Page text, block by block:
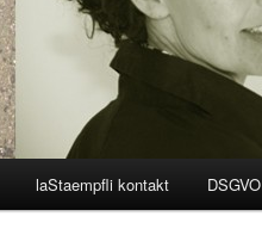
laStaempfli kontakt DSGVO